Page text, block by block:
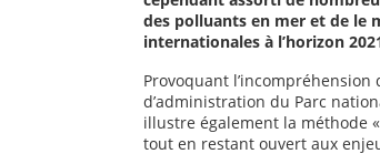
des polluants en mer et de le
internationales à l’horizon
Provoquant
d’administration du Parc
illustre également la méthode
tout en restant ouvert aux